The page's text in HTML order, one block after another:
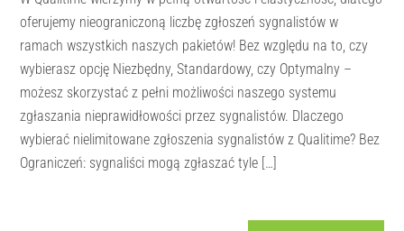
oferujemy nieograniczoną liczbę zgłoszeń sygnalistów w
ramach wszystkich naszych pakietów! Bez względu na to, czy
wybierasz opcję Niezbędny, Standardowy, czy Optymalny –
możesz skorzystać z pełni możliwości naszego systemu
zgłaszania nieprawidłowości przez sygnalistów. Dlaczego
wybierać nielimitowane zgłoszenia sygnalistów z Qualitime? Bez
Ograniczeń: sygnaliści mogą zgłaszać tyle […]